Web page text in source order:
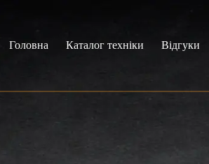
Головна Каталог техніки Відгуки